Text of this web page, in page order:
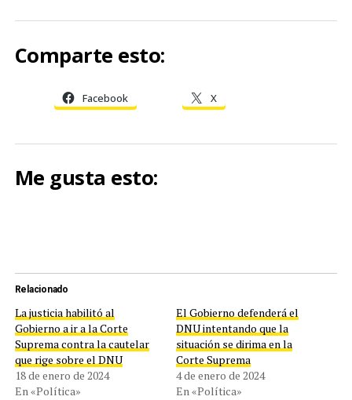
Comparte esto:
Facebook X
Me gusta esto:
Relacionado
La justicia habilitó al
Gobierno a ir a la Corte
Suprema contra la cautelar
que rige sobre el DNU
18 de enero de 2024
En «Política»
El Gobierno defenderá el
DNU intentando que la
situación se dirima en la
Corte Suprema
4 de enero de 2024
En «Política»